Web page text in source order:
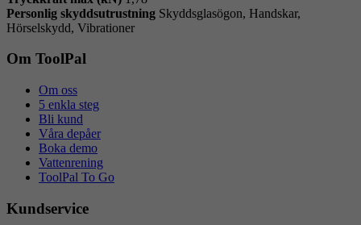
Personlig skyddsutrustning Skyddsglasögon, Handskar,
Hörselskydd, Vibrationer
Om ToolPal
Om oss
5 enkla steg
Bli kund
Våra depåer
Boka demo
Vattenrening
ToolPal To Go
Kundservice